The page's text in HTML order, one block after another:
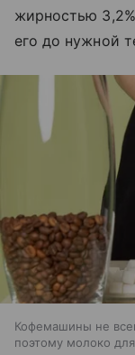
жирностью
его до нужной
Кофемашины не
поэтому молоко